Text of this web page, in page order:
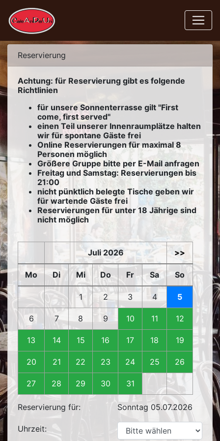
Reservierung
Achtung: für Reservierung gibt es folgende
Richtlinien
für unsere Sonnenterrasse gilt "First
come, first served"
einen Teil unserer Innenraumplätze halten
wir für spontane Gäste frei
Online Reservierungen für maximal 8
Personen möglich
Größere Gruppe bitte per E-Mail anfragen
Freitag und Samstag: Reservierungen bis
21:00
nicht pünktlich belegte Tische geben wir
für wartende Gäste frei
Reservierungen für unter 18 Jährige sind
nicht möglich
Juli 2026 >>
Mo Di Mi Do Fr Sa So
1 2 3 4 5
6 7 8 9 10 11 12
13 14 15 16 17 18 19
20 21 22 23 24 25 26
27 28 29 30 31
Reservierung für: Sonntag 05.07.2026
Uhrzeit: